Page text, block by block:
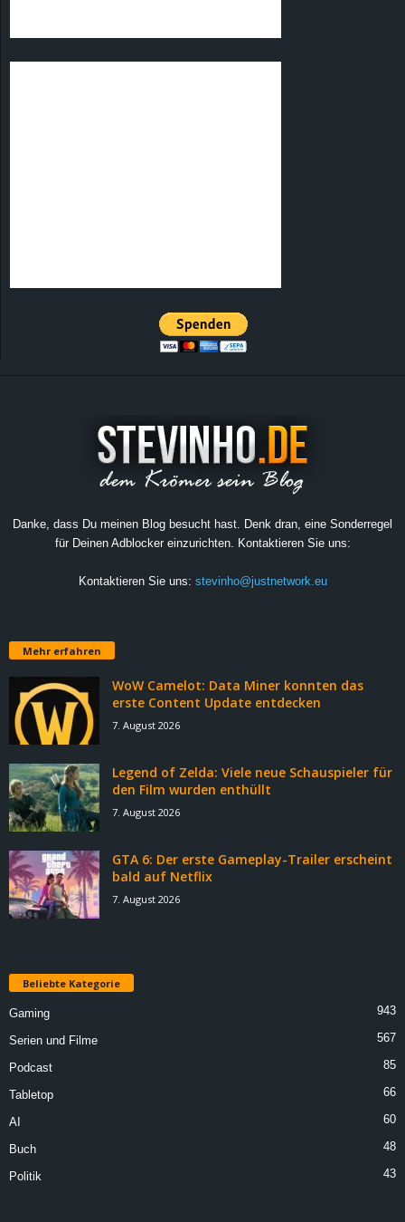
Danke, dass Du meinen Blog besucht hast. Denk dran, eine Sonderregel
für Deinen Adblocker einzurichten. Kontaktieren Sie uns:
Kontaktieren Sie uns: stevinho@justnetwork.eu
Mehr erfahren
WoW Camelot: Data Miner konnten das
erste Content Update entdecken
7. August 2026
Legend of Zelda: Viele neue Schauspieler für
den Film wurden enthüllt
7. August 2026
GTA 6: Der erste Gameplay-Trailer erscheint
bald auf Netflix
7. August 2026
Beliebte Kategorie
Gaming 943
Serien und Filme 567
Podcast 85
Tabletop 66
AI 60
Buch 48
Politik 43